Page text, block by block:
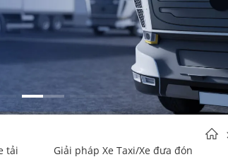
tải Giải pháp Xe Taxi/Xe đưa đón